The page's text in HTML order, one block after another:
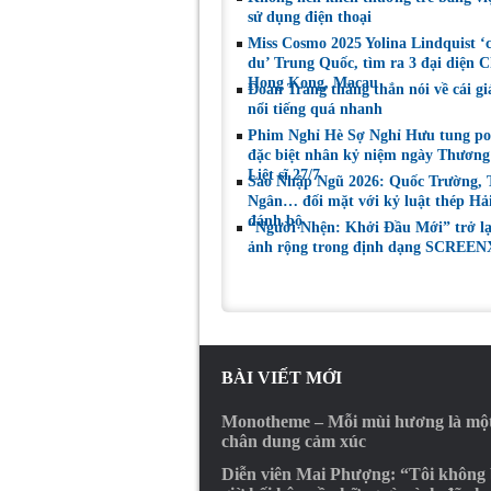
sử dụng điện thoại
Miss Cosmo 2025 Yolina Lindquist
du’ Trung Quốc, tìm ra 3 đại diện
Hong Kong, Macau
Đoan Trang thẳng thắn nói về cái
nổi tiếng quá nhanh
Phim Nghỉ Hè Sợ Nghỉ Hưu tung
đặc biệt nhân kỷ niệm ngày
Liệt sĩ 27/7
Sao Nhập Ngũ 2026: Quốc Trường,
Ngân… đối mặt với kỷ luật thép
đánh bộ
“Người Nhện: Khởi Đầu Mới” trở
ảnh rộng trong định dạng
BÀI VIẾT MỚI
Monotheme – Mỗi mùi hương là
chân dung cảm xúc
Diễn viên Mai Phượng: “Tôi không